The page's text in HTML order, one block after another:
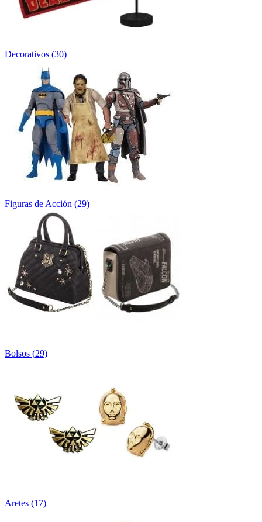
Decorativos (30)
Figuras de Acción (29)
Bolsos (29)
Aretes (17)